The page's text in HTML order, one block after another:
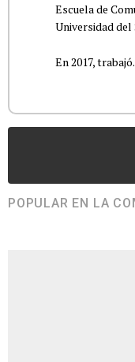
Escuela de
Universidad del
En 2017,
POPULAR EN LA